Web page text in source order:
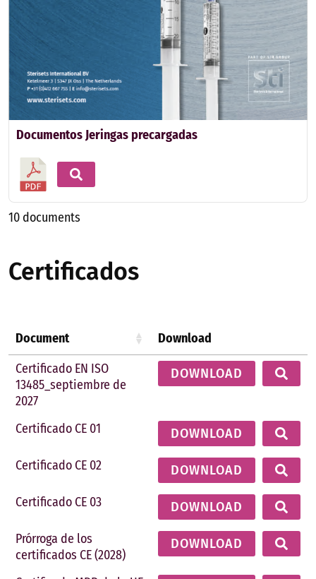
Documentos Jeringas precargadas
10 documents
Certificados
Document
Download
Certificado EN ISO
13485_septiembre de
2027
DOWNLOAD
Certificado CE 01 DOWNLOAD
Certificado CE 02 DOWNLOAD
Certificado CE 03 DOWNLOAD
Prórroga de los
certificados CE (2028)
DOWNLOAD